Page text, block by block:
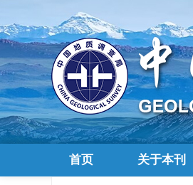
首页 关于本刊